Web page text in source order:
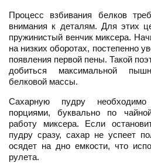
Процесс взбивания белков
внимания к деталям. Для этих
пружинистый венчик миксера.
на низких оборотах, постепенно
появления первой пены. Такой
добиться максимальной
белковой массы.
Сахарную пудру
порциями, буквально по
работу миксера. Если
пудру сразу, сахар не успеет
осядет на дно емкости, что
рулета.